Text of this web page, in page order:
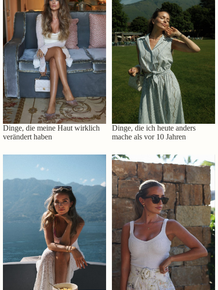
Dinge, die meine Haut wirklich
verändert haben
Dinge, die ich heute anders
mache als vor 10 Jahren